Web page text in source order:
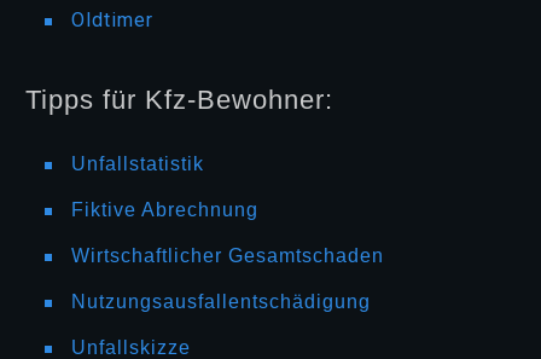
Oldtimer
Tipps für Kfz-Bewohner:
Unfallstatistik
Fiktive Abrechnung
Wirtschaftlicher Gesamtschaden
Nutzungsausfallentschädigung
Unfallskizze